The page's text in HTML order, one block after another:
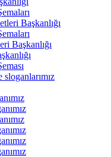
Başkanlığı
Başkanlığı